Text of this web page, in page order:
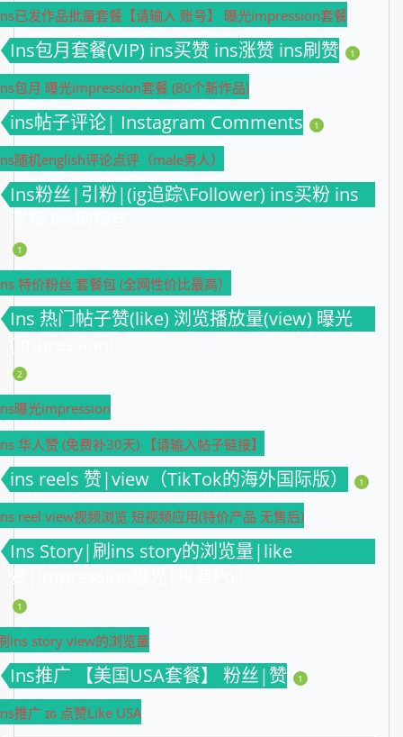
已发作品批量套餐【请输入 账号】 曝光impression套餐
Ins包月套餐(VIP) ins买赞 ins涨赞 ins刷赞 1
包月 曝光impression套餐 (80个新作品)
ins帖子评论| Instagram Comments 1
随机english评论点评（male男人）
Ins粉丝|引粉|(ig追踪\Follower) ins买粉 ins
涨粉 ins刷粉丝
1
特价粉丝 套餐包 (全网性价比最高）
Ins 热门帖子赞(like) 浏览播放量(view) 曝光
(impression)
2
曝光impression
华人赞 (免费补30天) 【请输入帖子链接】
ins reels 赞|view（TikTok的海外国际版） 1
reel view视频浏览 短视频应用(特价产品 无售后)
Ins Story|刷ins story的浏览量|like
赞|impression曝光|投票Poll
1
ins story view的浏览量
Ins推广 【美国USA套餐】 粉丝|赞 1
推广 ɪɢ 点赞Like USA